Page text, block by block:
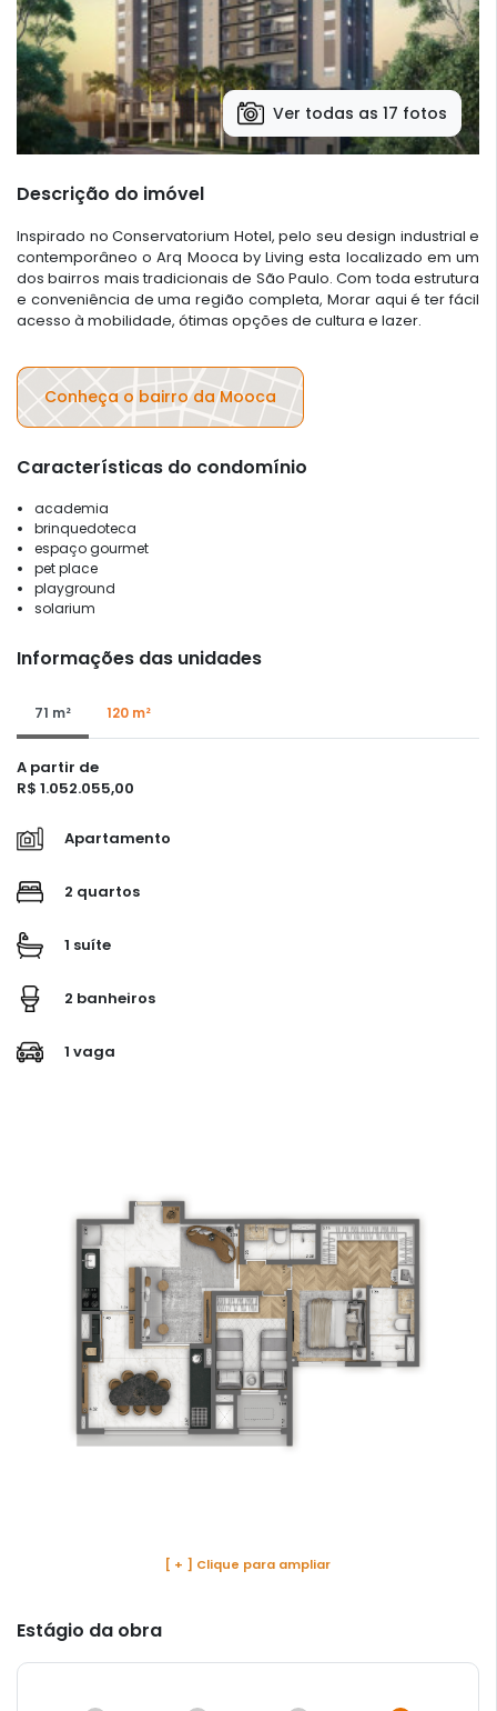
Ver todas as 17 fotos
Descrição do imóvel
Inspirado no Conservatorium Hotel, pelo seu design industrial e
contemporâneo o Arq Mooca by Living esta localizado em um
dos bairros mais tradicionais de São Paulo. Com toda estrutura
e conveniência de uma região completa, Morar aqui é ter fácil
acesso à mobilidade, ótimas opções de cultura e lazer.
Conheça o bairro da Mooca
Características do condomínio
academia
brinquedoteca
espaço gourmet
pet place
playground
solarium
Informações das unidades
71 m² 120 m²
A partir de
R$ 1.052.055,00
Apartamento
2 quartos
1 suíte
2 banheiros
1 vaga
[ + ] Clique para ampliar
Estágio da obra